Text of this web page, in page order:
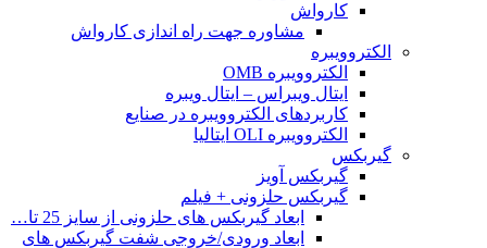
کارواش
مشاوره جهت راه اندازی کارواش
الکتروویبره
الکتروویبره OMB
ایتال ویبراس – ایتال ویبره
کاربردهای الکتروویبره در صنایع
الکتروویبره OLI ایتالیا
گیربکس
گیربکس آویز
گیربکس حلزونی + فیلم
ابعاد گیربکس های حلزونی از سایز 25 تا…
ابعاد ورودی/خروجی شفت گیربکس های